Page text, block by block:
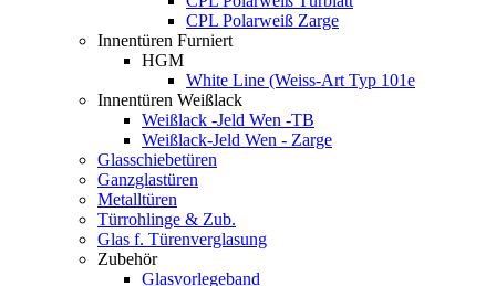
CPL Polarweiß Zarge
Innentüren Furniert
HGM
White Line (Weiss-Art Typ 101e
Innentüren Weißlack
Weißlack -Jeld Wen -TB
Weißlack-Jeld Wen - Zarge
Glasschiebetüren
Ganzglastüren
Metalltüren
Türrohlinge & Zub.
Glas f. Türenverglasung
Zubehör
Glasvorlegeband